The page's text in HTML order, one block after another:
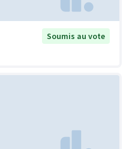
Soumis au vote